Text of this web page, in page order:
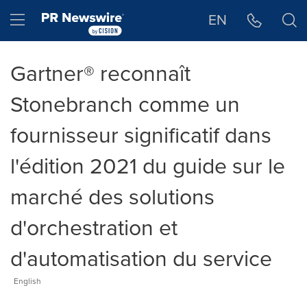
Hamburger menu EN
Gartner® reconnaît
Stonebranch comme un
fournisseur significatif dans
l'édition 2021 du guide sur le
marché des solutions
d'orchestration et
d'automatisation du service
English